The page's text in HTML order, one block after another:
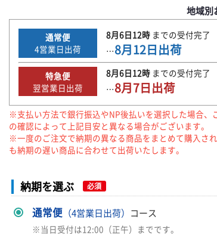
地域別
通常便
4営業日出荷
8月6日12時までの受付完了
…8月12日出荷
特急便
翌営業日出荷
8月6日12時までの受付完了
…8月7日出荷
※支払い方法で銀行振込やNP後払いを選択した場合、
の確認によって上記目安と異なる場合がございます。
※一度のご注文で納期の異なる商品をまとめて購入さ
も納期の遅い商品に合わせて出荷いたします。
納期を選ぶ 必須
通常便（4営業日出荷） コース
※当日受付は12:00（正午）までです。